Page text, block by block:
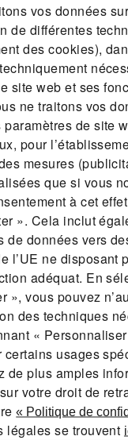
Vers la
vos données
de différentes
des cookies),
site web et ses
ne traitons vos
paramètres de site
pour
mesures
que si vous
à cet
». Cela inclut
de données vers
l’UE ne disposant
adéquat. En
», vous pouvez
des techniques
«
certains usages
de plus amples
votre droit de
« Politique de
légales se trouvent